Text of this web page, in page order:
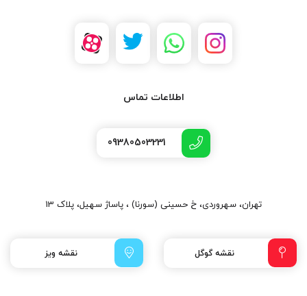
اطلاعات تماس
09380503231
تهران، سهروردی، خ حسینی (سورنا) ، پاساژ سهیل، پلاک 13
نقشه گوگل نقشه ویز